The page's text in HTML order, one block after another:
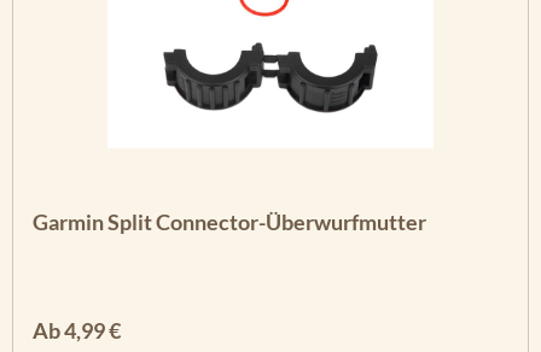
Garmin Split Connector-Überwurfmutter
Regulärer Preis:
Ab4,99 €